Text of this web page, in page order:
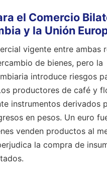
el Comercio
y la Unión
vigente entre ambas
de bienes, pero la
introduce riesgos
productores de café y
instrumentos derivados
en pesos. Un euro
venden productos al
la compra de